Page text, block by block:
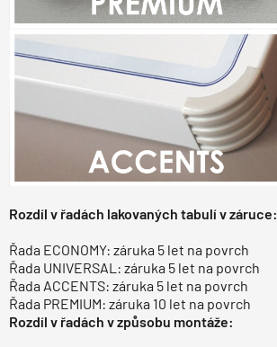
Rozdíl v řadách lakovaných tabulí v záruce:
Řada ECONOMY: záruka 5 let na povrch
Řada UNIVERSAL: záruka 5 let na povrch
Řada ACCENTS: záruka 5 let na povrch
Řada PREMIUM: záruka 10 let na povrch
Rozdíl v řadách v způsobu montáže: